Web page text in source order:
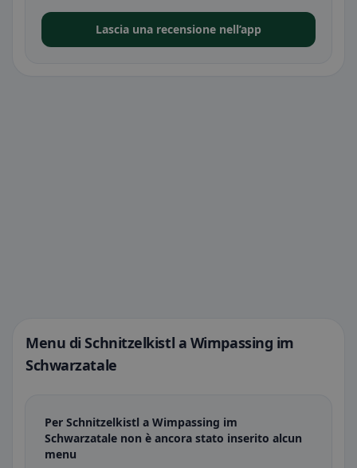
Lascia una recensione nell’app
Menu di Schnitzelkistl a Wimpassing im
Schwarzatale
Per Schnitzelkistl a Wimpassing im
Schwarzatale non è ancora stato inserito alcun
menu